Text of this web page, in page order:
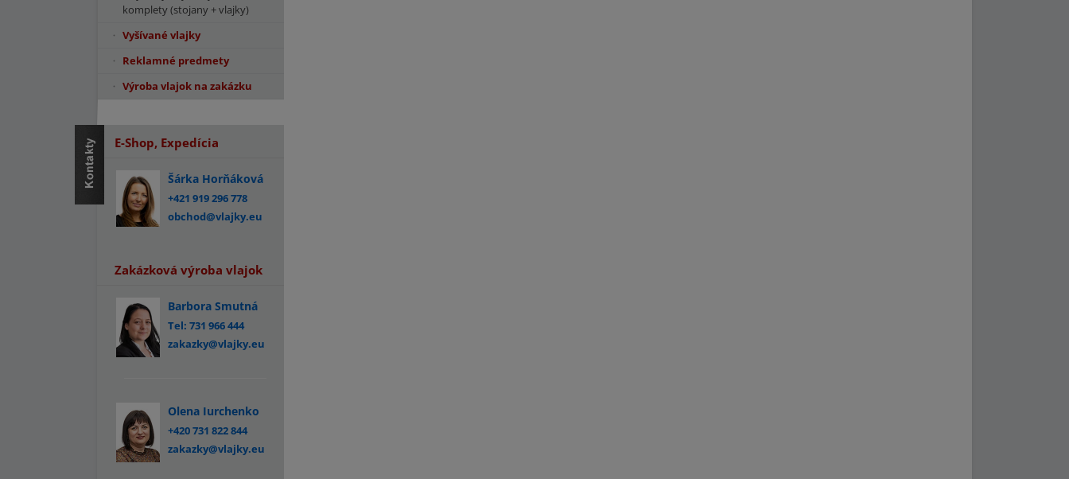
komplety (stojany + vlajky)
Vyšívané vlajky
Reklamné predmety
Výroba vlajok na zakázku
E-Shop, Expedícia
Šárka Horňáková
+421 919 296 778
obchod@vlajky.eu
Zakázková výroba vlajok
Barbora Smutná
Tel: 731 966 444
zakazky@vlajky.eu
Olena Iurchenko
+420 731 822 844
zakazky@vlajky.eu